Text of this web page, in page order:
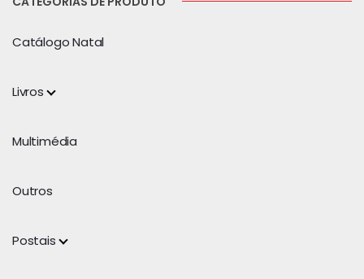
Catálogo Natal
Livros
Multimédia
Outros
Postais